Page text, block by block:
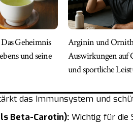
Geheimnis
und seine
Arginin und
Auswirkungen auf
und sportliche
das Immunsystem und
Beta-Carotin):Wichtig für die